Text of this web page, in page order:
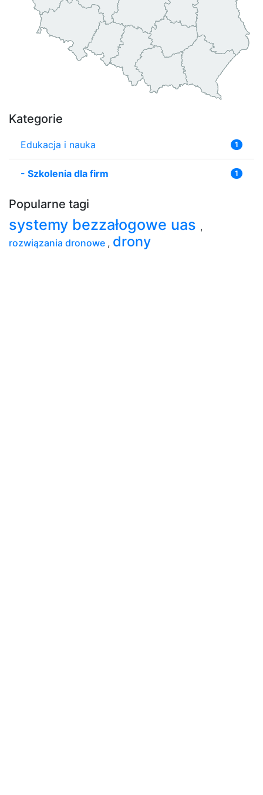
Kategorie
Edukacja i nauka 1
- Szkolenia dla firm 1
Popularne tagi
systemy bezzałogowe uas ,
rozwiązania dronowe , drony